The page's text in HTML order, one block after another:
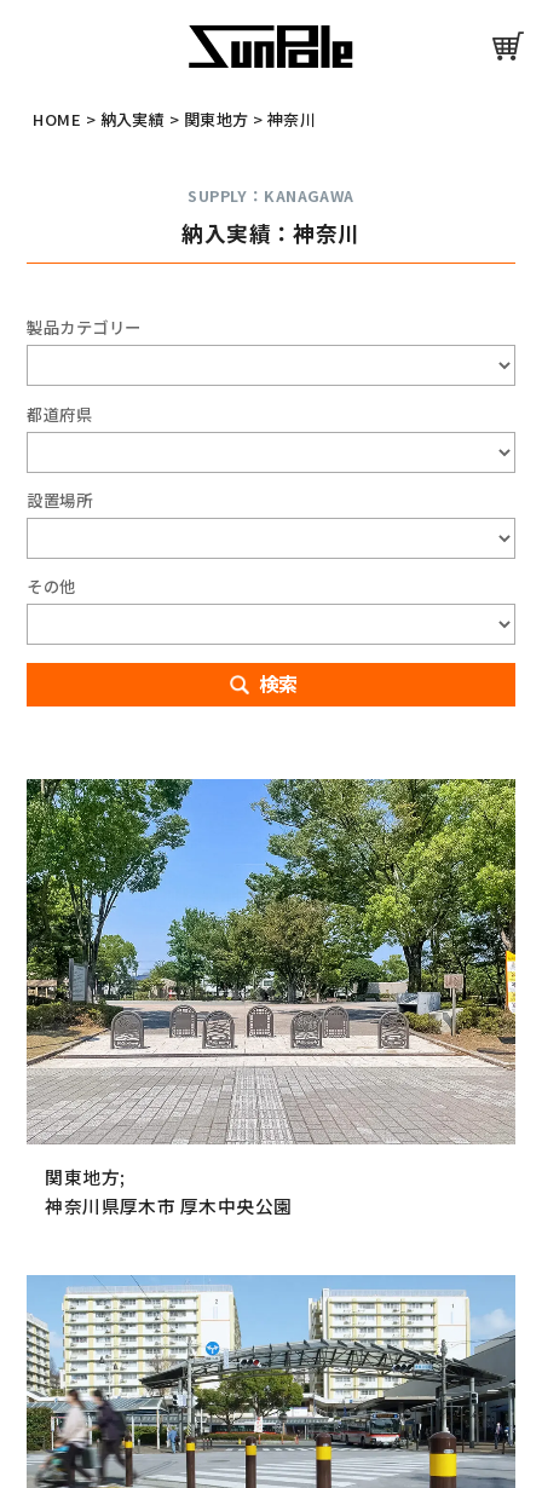
HOME > 納入実績 > 関東地方 > 神奈川
SUPPLY：KANAGAWA
納入実績：神奈川
製品カテゴリー
都道府県
設置場所
その他
検索
関東地方;
神奈川県厚木市 厚木中央公園